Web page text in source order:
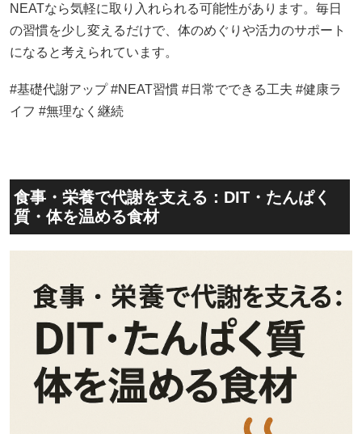
NEATなら気軽に取り入れられる可能性があります。毎日
の習慣を少し変えるだけで、体のめぐりや活力のサポート
になると考えられています。
#基礎代謝アップ #NEAT習慣 #日常でできる工夫 #健康ラ
イフ #無理なく継続
食事・栄養で代謝を支える：DIT・たんぱく
質・体を温める食材